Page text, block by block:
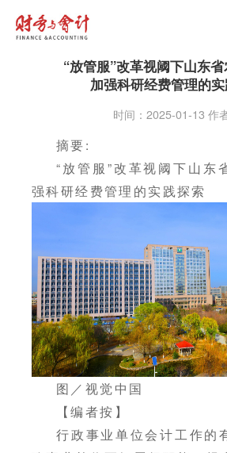
“放管服”改革视阈下山东
加强科研经费管理的
时间：2025-01-13 作
摘要:
“放管服”改革视阈下山东
强科研经费管理的实践探索
图／视觉中国
【编者按】
行政事业单位会计工作的